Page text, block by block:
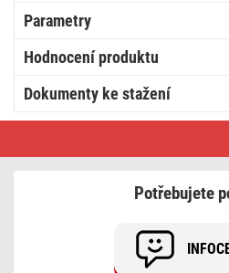
Parametry
Hodnocení produktu
Dokumenty ke stažení
Potřebujete